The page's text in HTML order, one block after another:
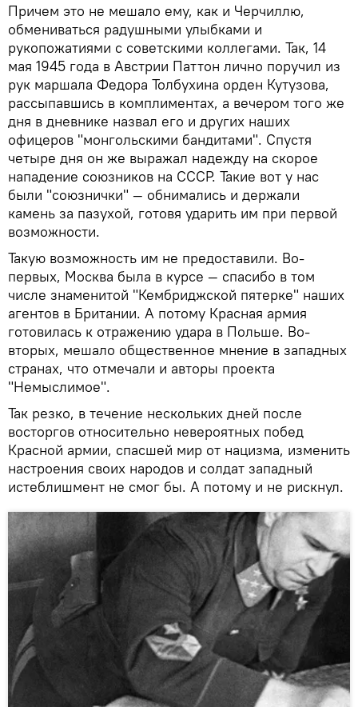
Причем это не мешало ему, как и Черчиллю,
обмениваться радушными улыбками и
рукопожатиями с советскими коллегами. Так, 14
мая 1945 года в Австрии Паттон лично поручил из
рук маршала Федора Толбухина орден Кутузова,
рассыпавшись в комплиментах, а вечером того же
дня в дневнике назвал его и других наших
офицеров "монгольскими бандитами". Спустя
четыре дня он же выражал надежду на скорое
нападение союзников на СССР. Такие вот у нас
были "союзнички" — обнимались и держали
камень за пазухой, готовя ударить им при первой
возможности.
Такую возможность им не предоставили. Во-
первых, Москва была в курсе — спасибо в том
числе знаменитой "Кембриджской пятерке" наших
агентов в Британии. А потому Красная армия
готовилась к отражению удара в Польше. Во-
вторых, мешало общественное мнение в западных
странах, что отмечали и авторы проекта
"Немыслимое".
Так резко, в течение нескольких дней после
восторгов относительно невероятных побед
Красной армии, спасшей мир от нацизма, изменить
настроения своих народов и солдат западный
истеблишмент не смог бы. А потому и не рискнул.